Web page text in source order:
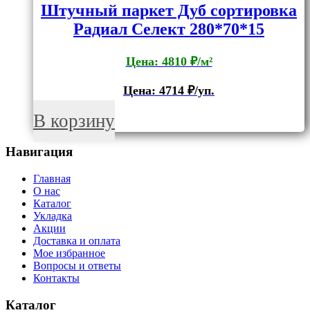
Штучный паркет Дуб сортировка
Радиал Селект 280*70*15
Цена: 4810 ₽/м²
Цена: 4714 ₽/уп.
В корзину
Навигация
Главная
О нас
Каталог
Укладка
Акции
Доставка и оплата
Мое избранное
Вопросы и ответы
Контакты
Каталог